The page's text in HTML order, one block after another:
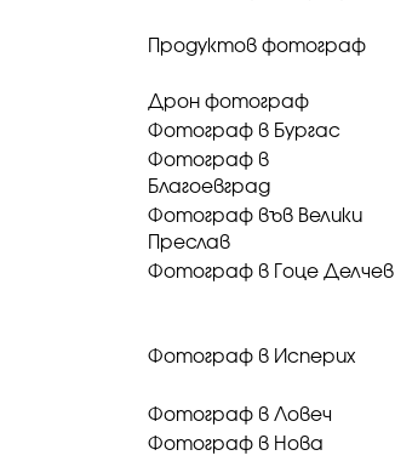
Продуктов фотограф
Дрон фотограф
Фотограф в Бургас
Фотограф в
Благоевград
Фотограф във Велики
Преслав
Фотограф в Гоце Делчев
Фотограф в Исперих
Фотограф в Ловеч
Фотограф в Нова